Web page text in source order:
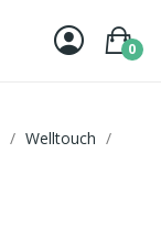
0
Welltouch